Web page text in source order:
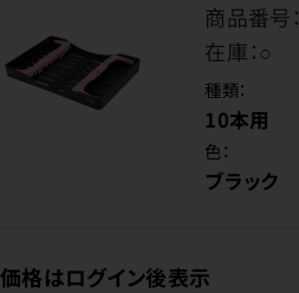
商品番号：
在庫：○
種類：
10本用
色：
ブラック
価格はログイン後表示